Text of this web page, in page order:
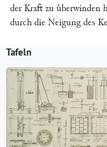
der Kraft zu uͤberwinden
durch die Neigung des
Tafeln